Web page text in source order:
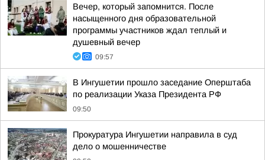
Вечер, который запомнится. После
насыщенного дня образовательной
программы участников ждал теплый и
душевный вечер
09:57
В Ингушетии прошло заседание Оперштаба
по реализации Указа Президента РФ
09:50
Прокуратура Ингушетии направила в суд
дело о мошенничестве